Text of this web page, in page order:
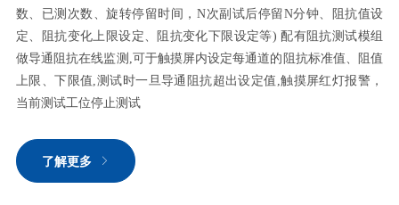
数、已测次数、旋转停留时间，N次副试后停留N分钟、阻抗值设
定、阻抗变化上限设定、阻抗变化下限设定等) 配有阻抗测试模组
做导通阻抗在线监测,可于触摸屏内设定每通道的阻抗标准值、阻值
上限、下限值,测试时一旦导通阻抗超出设定值,触摸屏红灯报警，
当前测试工位停止测试
了解更多